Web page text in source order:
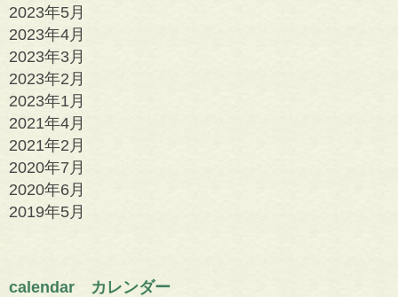
2023年5月
2023年4月
2023年3月
2023年2月
2023年1月
2021年4月
2021年2月
2020年7月
2020年6月
2019年5月
calendar カレンダー